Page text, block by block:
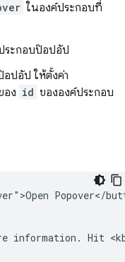
ในองค์ประกอบที่
ระกอบป๊อปอัป
อปอัป ให้ตั้งค่า
อง id ขององค์ประกอบ
Popover</
information. Hit